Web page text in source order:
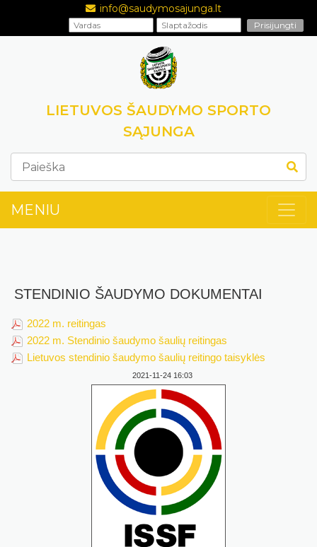
info@saudymosajunga.lt
LIETUVOS ŠAUDYMO SPORTO
SĄJUNGA
MENIU
STENDINIO ŠAUDYMO DOKUMENTAI
2022 m. reitingas
2022 m. Stendinio šaudymo šaulių reitingas
Lietuvos stendinio šaudymo šaulių reitingo taisyklės
2021-11-24 16:03